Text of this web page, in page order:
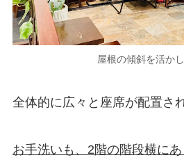
屋根の傾斜を活か
全体的に広々と座席が配置さ
お手洗いも、2階の階段横に